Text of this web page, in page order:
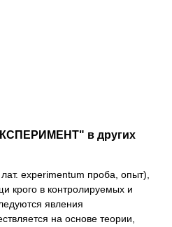
в других
experimentum проба, опыт),
крого в контролируемых и
явления
на основе теории,